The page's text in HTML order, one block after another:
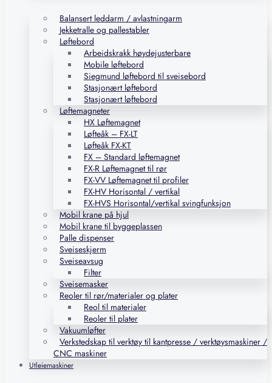
Balansert leddarm / avlastningarm
Jekketralle og pallestabler
Løftebord
Arbeidskrakk høydejusterbare
Mobile løftebord
Siegmund løftebord til sveisebord
Stasjonært løftebord
Stasjonært løftebord
Løftemagneter
HX Løftemagnet
Løfteåk – FX-LT
Løfteåk FX-KT
FX – Standard løftemagnet
FX-R Løftemagnet til rør
FX-VV Løftemagnet til profiler
FX-HV Horisontal / vertikal
FX-HVS Horisontal/vertikal svingfunksjon
Mobil krane på hjul
Mobil krane til byggeplassen
Palle dispenser
Sveiseskjerm
Sveiseavsug
Filter
Sveisemasker
Reoler til rør/materialer og plater
Reol til materialer
Reoler til plater
Vakuumløfter
Verkstedskap til verktøy til kantpresse / verktøysmaskiner /
CNC maskiner
Utleiemaskiner